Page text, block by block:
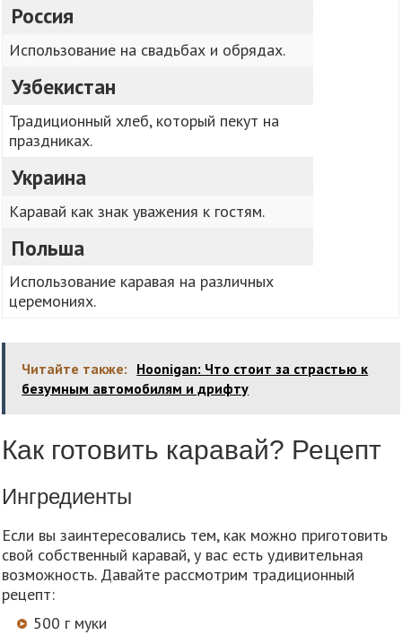
Россия
Использование на свадьбах и обрядах.
Узбекистан
Традиционный хлеб, который пекут на
праздниках.
Украина
Каравай как знак уважения к гостям.
Польша
Использование каравая на различных
церемониях.
Читайте также: Hoonigan: Что стоит за страстью к
безумным автомобилям и дрифту
Как готовить каравай? Рецепт
Ингредиенты
Если вы заинтересовались тем, как можно приготовить
свой собственный каравай, у вас есть удивительная
возможность. Давайте рассмотрим традиционный
рецепт:
500 г муки